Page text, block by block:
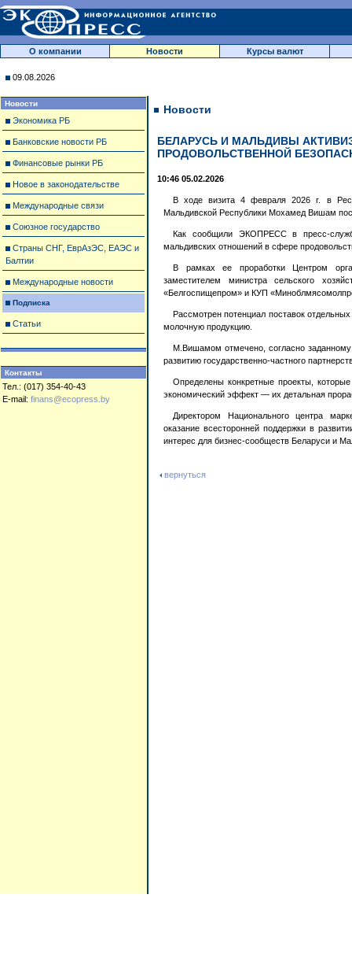
О компании Новости Курсы валют
09.08.2026
Новости
Экономика РБ
Банковские новости РБ
Финансовые рынки РБ
Новое в законодательстве
Международные связи
Союзное государство
Страны СНГ, ЕврАзЭС, ЕАЭС и
Балтии
Международные новости
Подписка
Статьи
Контакты
Тел.: (017) 354-40-43
E-mail: finans@ecopress.by
Новости
БЕЛАРУСЬ И МАЛЬДИВЫ
ПРОДОВОЛЬСТВЕННОЙ
10:46 05.02.2026
В ходе визита 4 февраля 2026 г. в
Мальдивской Республики Мохамед Вишам
Как сообщили ЭКОПРЕСС в пресс-
мальдивских отношений в сфере
В рамках ее проработки Центром
заместителем министра сельского
«Белгоспищепром» и КУП
Рассмотрен потенциал поставок
молочную продукцию.
М.Вишамом отмечено, согласно
развитию государственно-частного
Определены конкретные проекты,
экономический эффект — их детальная
Директором Национального центра
оказание всесторонней поддержки в
интерес для бизнес-сообществ Беларуси и
вернуться